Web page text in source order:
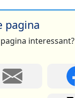
pagina